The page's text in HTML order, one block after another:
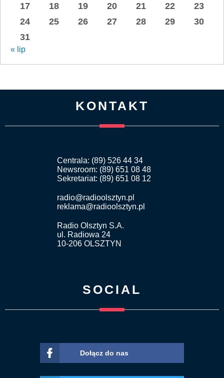
17
18 19 20 21 22
23
24
25 26 27 28 29
30
31
« lip
KONTAKT
Centrala: (89) 526 44 34
Newsroom: (89) 651 08 48
Sekretariat: (89) 651 08 12
radio@radioolsztyn.pl
reklama@radioolsztyn.pl
Radio Olsztyn S.A.
ul. Radiowa 24
10-206 OLSZTYN
SOCIAL
Dołącz do nas